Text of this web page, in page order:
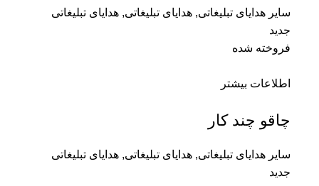
سایر هدایای تبلیغاتی, هدایای تبلیغاتی, هدایای تبلیغاتی
جدید
فروخته شده
اطلاعات بیشتر
چاقو چند کار
سایر هدایای تبلیغاتی, هدایای تبلیغاتی, هدایای تبلیغاتی
جدید